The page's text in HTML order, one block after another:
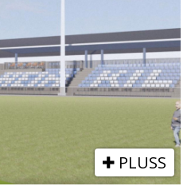
PLUSS